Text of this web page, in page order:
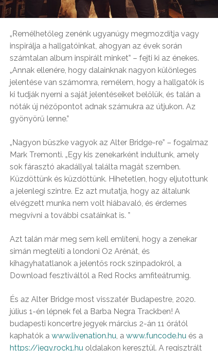
„Remélhetőleg zenénk ugyanúgy megmozdítja vagy
inspirálja a hallgatóinkat, ahogyan az évek során
számtalan album inspirált minket” – fejti ki az énekes.
„Annak ellenére, hogy dalainknak nagyon különleges
jelentése van számomra, remélem, hogy a hallgatók is
ki tudják nyerni a saját jelentéseiket belőlük, és talán a
nóták új nézőpontot adnak számukra az útjukon. Az
gyönyörű lenne.”
„Nagyon büszke vagyok az Alter Bridge-re” – fogalmaz
Mark Tremonti. „Egy kis zenekarként indultunk, amely
sok fárasztó akadállyal találta magát szemben.
Küzdöttünk és küzdöttünk. Hihetetlen, hogy eljutottunk
a jelenlegi szintre. Ez azt mutatja, hogy az általunk
elvégzett munka nem volt hiábavaló, és érdemes
megvívni a további csatáinkat is. ”
Azt talán már meg sem kell említeni, hogy a zenekar
simán megtelíti a londoni O2 Arénát, és
kihagyhatatlanok a jelentős rock színpadokról, a
Download fesztiváltól a Red Rocks amfiteátrumig.
És az Alter Bridge most visszatér Budapestre, 2020.
július 1-én lépnek fel a Barba Negra Trackben! A
budapesti koncertre jegyek március 2-án 11 órától
kaphatók a www.livenation.hu , a www.funcode.hu és a
https://jegy.rock1.hu oldalakon keresztül. A regisztrált